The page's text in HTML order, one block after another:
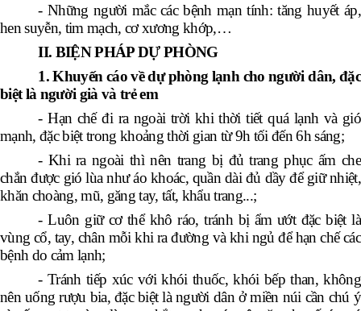
- Những người mắc các bệnh mạn tính: tăng huyết áp,
hen suyễn, tim mạch, cơ xương khớp,…
II. BIỆN PHÁP DỰ PHÒNG
1. Khuyến cáo về dự phòng lạnh cho người dân, đặc
biệt là người già và trẻ em
- Hạn chế đi ra ngoài trời khi thời tiết quá lạnh và gió
mạnh, đặc biệt trong khoảng thời gian từ 9h tối đến 6h sáng;
- Khi ra ngoài thì nên trang bị đủ trang phục ấm che
chắn được gió lùa như áo khoác, quần dài đủ dầy để giữ nhiệt,
khăn choàng, mũ, găng tay, tất, khẩu trang...;
- Luôn giữ cơ thể khô ráo, tránh bị ẩm ướt đặc biệt là
vùng cổ, tay, chân mỗi khi ra đường và khi ngủ để hạn chế các
bệnh do cảm lạnh;
- Tránh tiếp xúc với khói thuốc, khói bếp than, không
nên uống rượu bia, đặc biệt là người dân ở miền núi cần chú ý